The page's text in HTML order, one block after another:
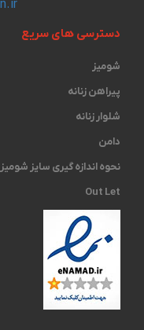
دسترسی های سریع
شومیز
پیراهن زنانه
شلوار زنانه
دامن
نحوه اندازه گیری ‫سایز شومیز
Out Let